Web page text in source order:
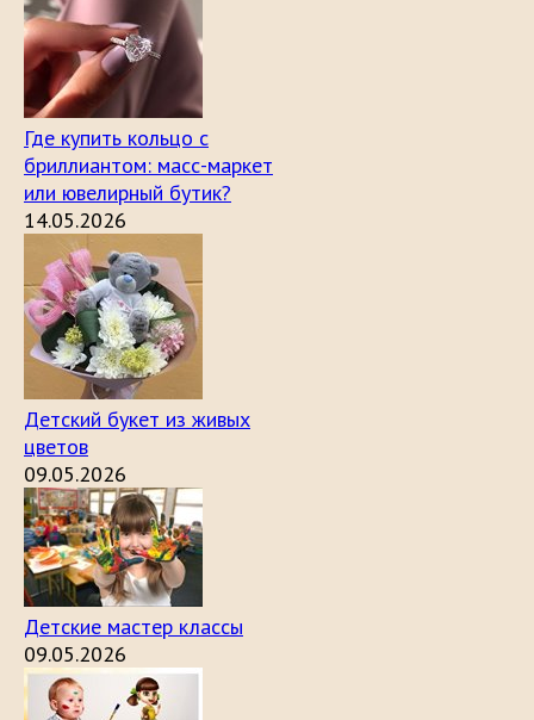
Где купить кольцо с
бриллиантом: масс-маркет
или ювелирный бутик?
14.05.2026
Детский букет из живых
цветов
09.05.2026
Детские мастер классы
09.05.2026